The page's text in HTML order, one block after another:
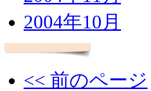
2004年10月
<< 前のページ